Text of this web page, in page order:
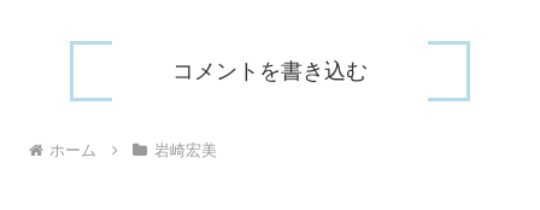
コメントを書き込む
ホーム 岩崎宏美